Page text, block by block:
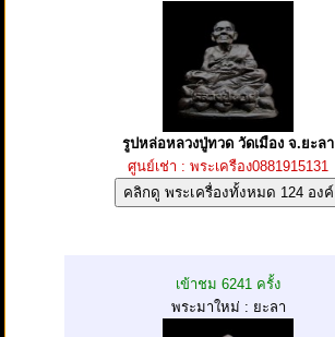
รูปหล่อหลวงปู่ทวด วัดเมือง จ.ยะลา
ศูนย์เช่า : พระเครือง0881915131
เข้าชม 6241 ครั้ง
พระมาใหม่ : ยะลา